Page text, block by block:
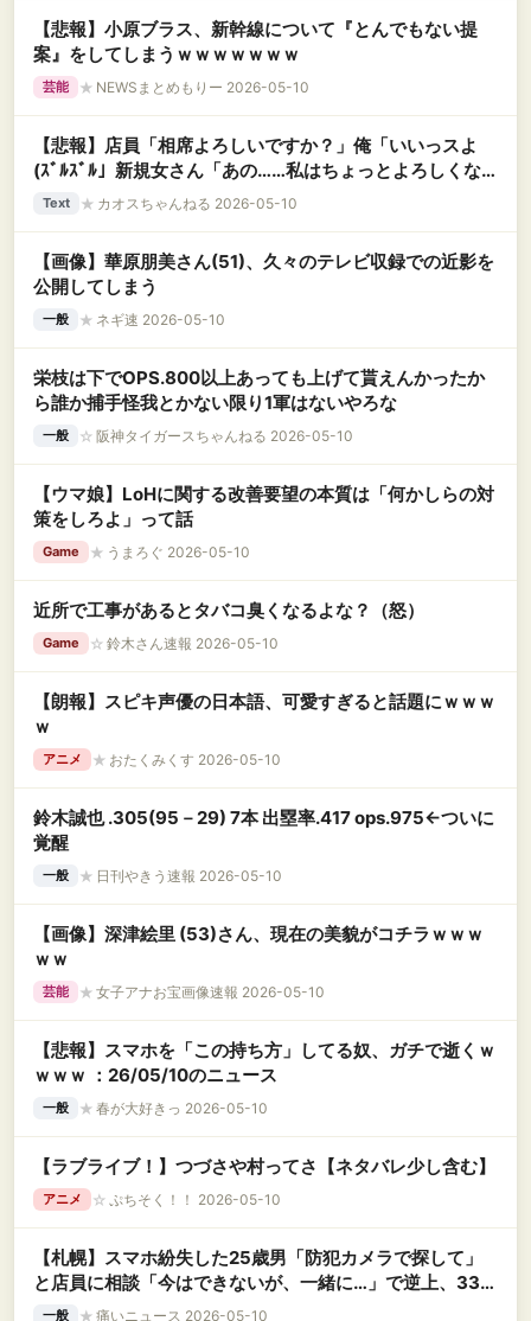
【悲報】小原ブラス、新幹線について『とんでもない提
案』をしてしまうｗｗｗｗｗｗｗ
芸能 ★ NEWSまとめもりー 2026-05-10
【悲報】店員「相席よろしいですか？」俺「いいっスよ
(ｽﾞﾙｽﾞﾙ」新規女さん「あの……私はちょっとよろしくな
いかなって」→
Text ★ カオスちゃんねる 2026-05-10
【画像】華原朋美さん(51)、久々のテレビ収録での近影を
公開してしまう
一般 ★ ネギ速 2026-05-10
栄枝は下でOPS.800以上あっても上げて貰えんかったか
ら誰か捕手怪我とかない限り1軍はないやろな
一般 ☆ 阪神タイガースちゃんねる 2026-05-10
【ウマ娘】LoHに関する改善要望の本質は「何かしらの対
策をしろよ」って話
Game ★ うまろぐ 2026-05-10
近所で工事があるとタバコ臭くなるよな？（怒）
Game ☆ 鈴木さん速報 2026-05-10
【朗報】スピキ声優の日本語、可愛すぎると話題にｗｗｗ
ｗ
アニメ ★ おたくみくす 2026-05-10
鈴木誠也 .305(95－29) 7本 出塁率.417 ops.975←ついに
覚醒
一般 ★ 日刊やきう速報 2026-05-10
【画像】深津絵里 (53)さん、現在の美貌がコチラｗｗｗ
ｗｗ
芸能 ★ 女子アナお宝画像速報 2026-05-10
【悲報】スマホを「この持ち方」してる奴、ガチで逝くｗ
ｗｗｗ ：26/05/10のニュース
一般 ★ 春が大好きっ 2026-05-10
【ラブライブ！】つづさや村ってさ【ネタバレ少し含む】
アニメ ☆ ぷちそく！！ 2026-05-10
【札幌】スマホ紛失した25歳男「防犯カメラで探して」
と店員に相談「今はできないが、一緒に…」で逆上、33歳
女性店員にカートをぶつける
一般 ★ 痛いニュース 2026-05-10